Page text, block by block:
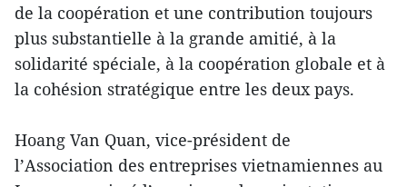
de la coopération et une contribution toujours
plus substantielle à la grande amitié, à la
solidarité spéciale, à la coopération globale et à
la cohésion stratégique entre les deux pays.
Hoang Van Quan, vice-président de
l’Association des entreprises vietnamiennes au